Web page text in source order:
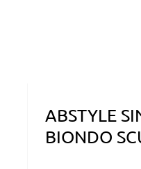
ABSTYLE
BIONDO